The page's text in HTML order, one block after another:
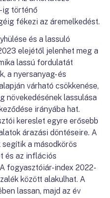
ig történő
fékezi az áremelkedést.
és a lassuló
elejétől jelenhet meg a
lassú fordulatát
a nyersanyag- és
várható csökkenése,
növekedésének lassulása
irányába hat.
kereslet egyre erősebb
árazási döntéseire. A
a másodkörös
és az inflációs
fogyasztóiár-index 2022-
között alakulhat. A
lassan, majd az év